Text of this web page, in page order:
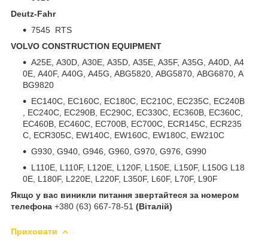
Deutz-Fahr
7545 RTS
VOLVO CONSTRUCTION EQUIPMENT
A25E, A30D, A30E, A35D, A35E, A35F, A35G, A40D, A4
0E, A40F, A40G, A45G, ABG5820, ABG5870, ABG6870, A
BG9820
EC140C, EC160C, EC180C, EC210C, EC235C, EC240B
, EC240C, EC290B, EC290C, EC330C, EC360B, EC360C,
EC460B, EC460C, EC700B, EC700C, ECR145C, ECR235
C, ECR305C, EW140C, EW160C, EW180C, EW210C
G930, G940, G946, G960, G970, G976, G990
L110E, L110F, L120E, L120F, L150E, L150F, L150G L18
0E, L180F, L220E, L220F, L350F, L60F, L70F, L90F
Якщо у вас виникли питання звертайтеся за номером
телефона +380 (63) 667-78-51 (Віталій)
Приховати